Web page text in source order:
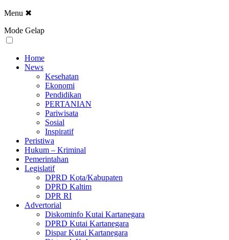
Menu ✖
Mode Gelap
Home
News
Kesehatan
Ekonomi
Pendidikan
PERTANIAN
Pariwisata
Sosial
Inspiratif
Peristiwa
Hukum – Kriminal
Pemerintahan
Legislatif
DPRD Kota/Kabupaten
DPRD Kaltim
DPR RI
Advertorial
Diskominfo Kutai Kartanegara
DPRD Kutai Kartanegara
Dispar Kutai Kartanegara